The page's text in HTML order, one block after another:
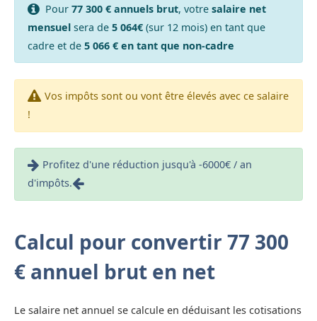
Pour 77 300 € annuels brut, votre salaire net
mensuelsera de 5 064€(sur 12 mois) en tant que
cadre et de 5 066 € en tant que non-cadre
Vos impôts sont ou vont être élevés avec ce salaire
!
Profitez d'une réduction jusqu'à -6000€ / an
d'impôts.
Calcul pour convertir 77 300
€ annuel brut en net
Le salaire net annuel se calcule en déduisant les cotisations